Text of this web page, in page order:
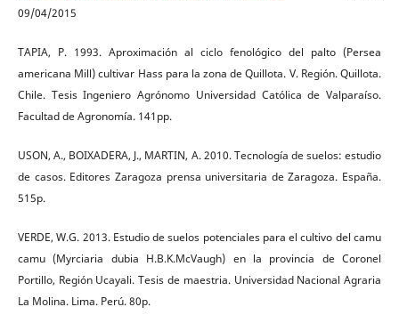
09/04/2015
TAPIA, P. 1993. Aproximación al ciclo fenológico del palto (Persea
americana Mill) cultivar Hass para la zona de Quillota. V. Región. Quillota.
Chile. Tesis Ingeniero Agrónomo Universidad Católica de Valparaíso.
Facultad de Agronomía. 141pp.
USON, A., BOIXADERA, J., MARTIN, A. 2010. Tecnología de suelos: estudio
de casos. Editores Zaragoza prensa universitaria de Zaragoza. España.
515p.
VERDE, W.G. 2013. Estudio de suelos potenciales para el cultivo del camu
camu (Myrciaria dubia H.B.K.McVaugh) en la provincia de Coronel
Portillo, Región Ucayali. Tesis de maestria. Universidad Nacional Agraria
La Molina. Lima. Perú. 80p.